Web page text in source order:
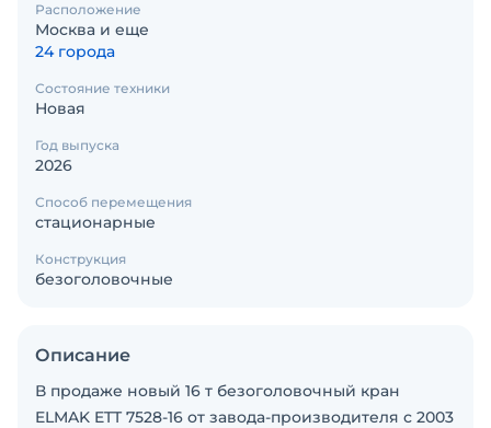
Расположение
Москва и еще
24 города
Состояние техники
Новая
Год выпуска
2026
Способ перемещения
стационарные
Конструкция
безоголовочные
Описание
В продаже новый 16 т безоголовочный кран
ELMAK ETT 7528-16 от завода-производителя с 2003